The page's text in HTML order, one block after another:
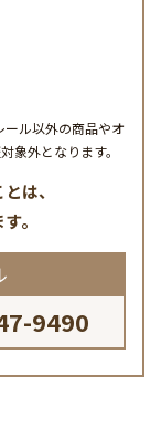
ル以外の商品やオ
象外となります。
は、
。
9490